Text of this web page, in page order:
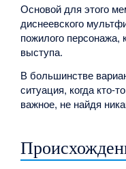
Основой для этого
диснеевского
пожилого персонажа,
выступа.
В большинстве
ситуация, когда кто-
важное, не найдя